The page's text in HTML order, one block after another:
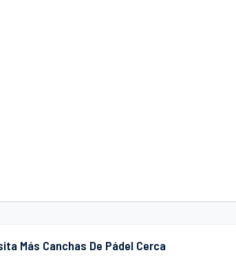
Más Canchas De Pádel Cerca